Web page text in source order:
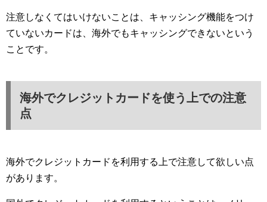
注意しなくてはいけないことは、キャッシング機能をつけ
ていないカードは、海外でもキャッシングできないという
ことです。
海外でクレジットカードを使う上での注意
点
海外でクレジットカードを利用する上で注意して欲しい点
があります。